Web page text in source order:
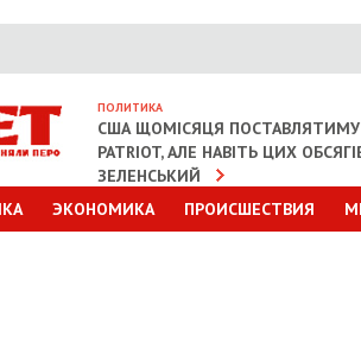
ПОЛИТИКА
США ЩОМІСЯЦЯ
PATRIOT, АЛЕ НАВІТЬ ЦИХ
ЗЕЛЕНСЬКИЙ
ЭКОНОМИКА ПРОИСШЕСТВИЯ